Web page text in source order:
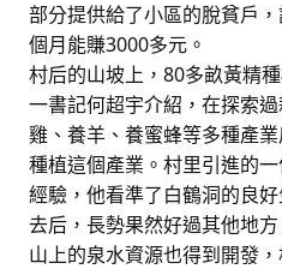
部分提供給了小區的脫貧戶
個月能賺3000多元。
村后的山坡上，80多畝黃精
一書記何超宇介紹，在探索
雞、養羊、養蜜蜂等多種產
種植這個產業。村里引進的
經驗，他看準了白鶴洞的良
去后，長勢果然好過其他地方
山上的泉水資源也得到開發